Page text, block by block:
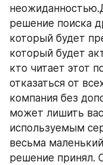
решение поиска
который будет
который будет
кто читает этот
отказаться от
компания без
может лишить
используемым
весьма
решение принял.